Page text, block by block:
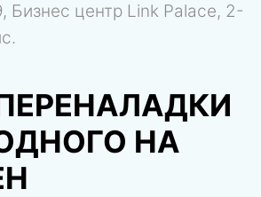
Бизнес центр Link Palace, 2-
НА